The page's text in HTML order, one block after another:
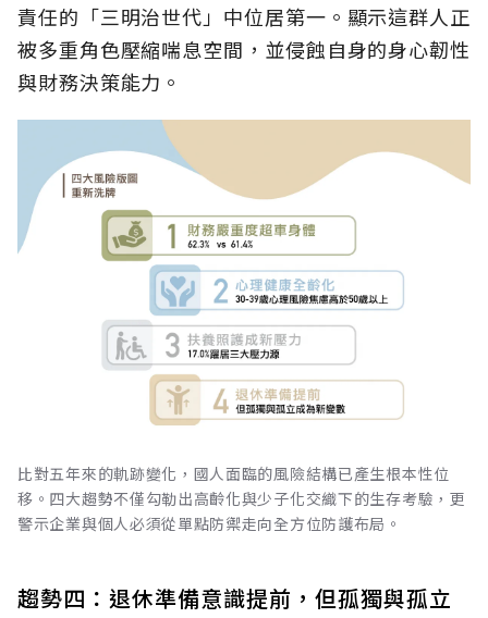
責任的「三明治世代」中位居第一。顯示這群人正
被多重角色壓縮喘息空間，並侵蝕自身的身心韌性
與財務決策能力。
比對五年來的軌跡變化，國人面臨的風險結構已產生根本性位
移。四大趨勢不僅勾勒出高齡化與少子化交織下的生存考驗，更
警示企業與個人必須從單點防禦走向全方位防護布局。
趨勢四：退休準備意識提前，但孤獨與孤立